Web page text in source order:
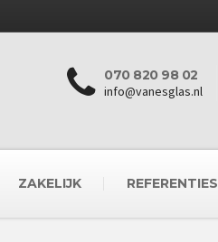
070 820 98 02
info@vanesglas.nl
ZAKELIJK REFERENTIES